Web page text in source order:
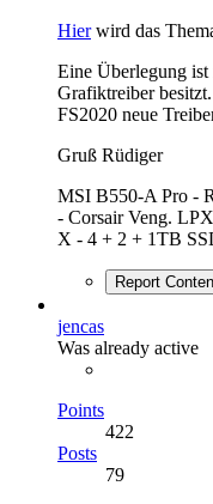
Hierwird das
Eine Überlegung ist
Grafiktreiber
FS2020 neue
Gruß Rüdiger
MSI B550-A Pro -
- Corsair Veng.
X - 4 + 2 + 1TB
Report
jencas
Was already active
Points
422
Posts
79